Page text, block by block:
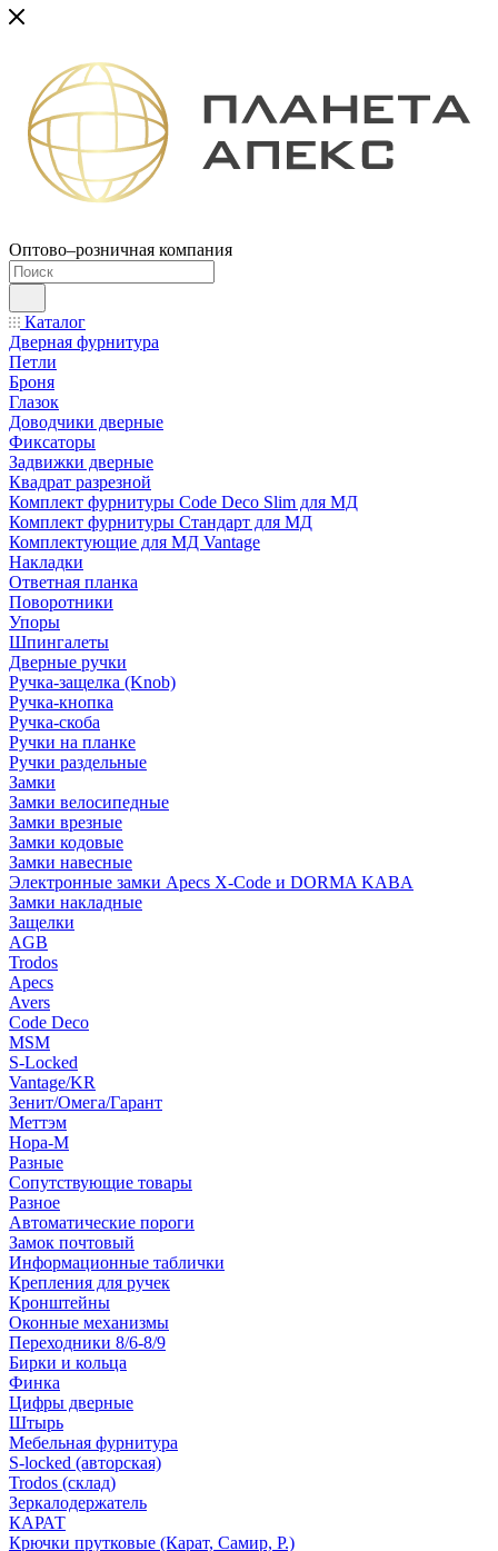
Оптово–розничная компания
Каталог
Дверная фурнитура
Петли
Броня
Глазок
Доводчики дверные
Фиксаторы
Задвижки дверные
Квадрат разрезной
Комплект фурнитуры Code Deco Slim для МД
Комплект фурнитуры Стандарт для МД
Комплектующие для МД Vantage
Накладки
Ответная планка
Поворотники
Упоры
Шпингалеты
Дверные ручки
Ручка-защелка (Knob)
Ручка-кнопка
Ручка-скоба
Ручки на планке
Ручки раздельные
Замки
Замки велосипедные
Замки врезные
Замки кодовые
Замки навесные
Электронные замки Apecs X-Code и DORMA KABA
Замки накладные
Защелки
AGB
Trodos
Apecs
Avers
Code Deco
MSM
S-Locked
Vantage/KR
Зенит/Омега/Гарант
Меттэм
Нора-М
Разные
Сопутствующие товары
Разное
Автоматические пороги
Замок почтовый
Информационные таблички
Крепления для ручек
Кронштейны
Оконные механизмы
Переходники 8/6-8/9
Бирки и кольца
Финка
Цифры дверные
Штырь
Мебельная фурнитура
S-locked (авторская)
Trodos (склад)
Зеркалодержатель
КАРАТ
Крючки прутковые (Карат, Самир, Р.)